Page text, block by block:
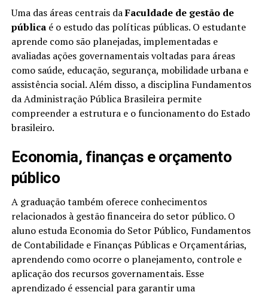
Uma das áreas centrais daFaculdade de gestão de
públicaé o estudo das políticas públicas. O estudante
aprende como são planejadas, implementadas e
avaliadas ações governamentais voltadas para áreas
como saúde, educação, segurança, mobilidade urbana e
assistência social. Além disso, a disciplina Fundamentos
da Administração Pública Brasileira permite
compreender a estrutura e o funcionamento do Estado
brasileiro.
Economia, finanças e orçamento
público
A graduação também oferece conhecimentos
relacionados à gestão financeira do setor público. O
aluno estuda Economia do Setor Público, Fundamentos
de Contabilidade e Finanças Públicas e Orçamentárias,
aprendendo como ocorre o planejamento, controle e
aplicação dos recursos governamentais. Esse
aprendizado é essencial para garantir uma